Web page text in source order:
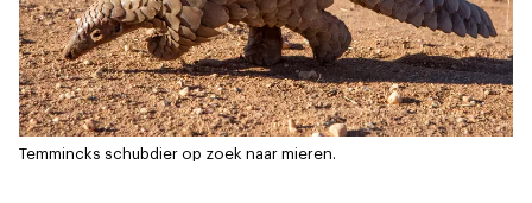
Temmincks schubdier op zoek naar mieren.